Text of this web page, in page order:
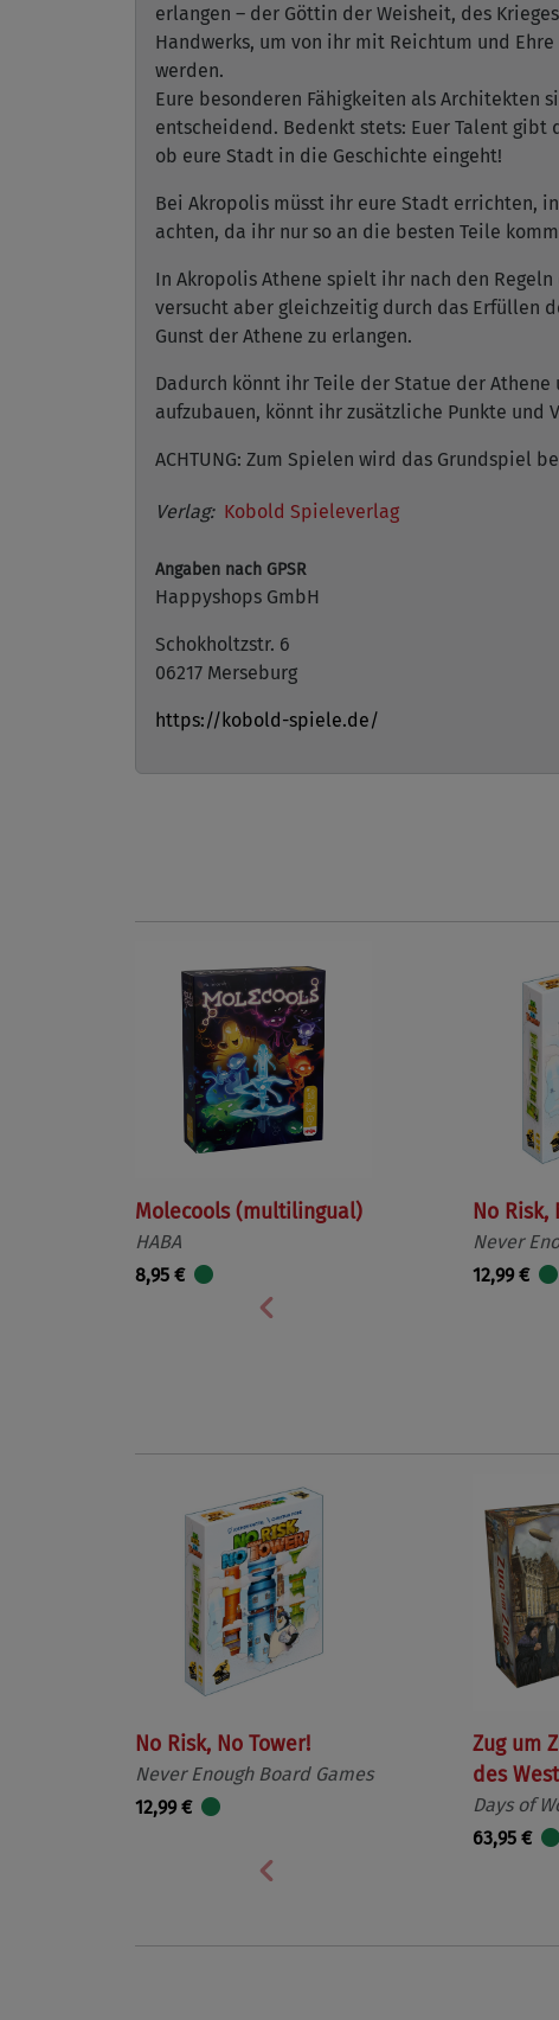
erlangen – der Göttin der Weisheit, des
Handwerks, um von ihr mit Reichtum und
werden.
Eure besonderen Fähigkeiten als Architekten
entscheidend. Bedenkt stets: Euer Talent gibt
ob eure Stadt in die Geschichte eingeht!
Bei Akropolis müsst ihr eure Stadt errichten,
achten, da ihr nur so an die besten Teile
In Akropolis Athene spielt ihr nach den Regeln
versucht aber gleichzeitig durch das Erfüllen
Gunst der Athene zu erlangen.
Dadurch könnt ihr Teile der Statue der
aufzubauen, könnt ihr zusätzliche Punkte und
ACHTUNG: Zum Spielen wird das Grundspiel
Verlag: Kobold Spieleverlag
Angaben nach GPSR
Happyshops GmbH
Schokholtzstr. 6
06217 Merseburg
https://kobold-spiele.de/
Molecools (multilingual)
HABA
8,95 €
No Risk,
Never
12,99 €
Vorherige
No Risk, No Tower!
Never Enough Board Games
12,99 €
Zug um
des
Days of
63,95 €
Vorherige